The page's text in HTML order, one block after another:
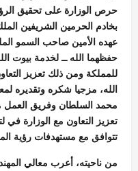
حرص الوزارة على تحقيق
بخادم الحرمين الشريفين
عهده الأمين صاحب السمو
حفظهما الله ــ لخدمة بيوت
للمملكة ومن ذلك تعزيز
الله، مزجيا شكره وتقديره
محمد السلطان وفريق
تعزيز التعاون مع الوزارة في
تتوافق مع مستهدفات رؤية
من ناحيته، أعرب معالي